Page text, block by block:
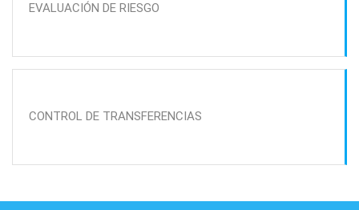
EVALUACIÓN DE RIESGO
CONTROL DE TRANSFERENCIAS